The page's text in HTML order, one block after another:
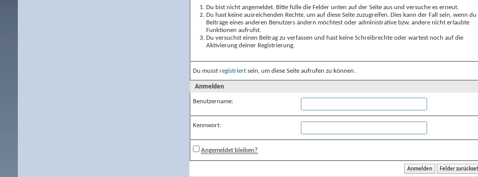
Du bist nicht angemeldet. Bitte fülle die Felder unten auf der Seite aus und versuche es erneut.
Du hast keine ausreichenden Rechte, um auf diese Seite zuzugreifen. Dies kann der Fall sein, wenn du
Beiträge eines anderen Benutzers ändern möchtest oder administrative bzw. andere nicht erlaubte
Funktionen aufrufst.
Du versuchst einen Beitrag zu verfassen und hast keine Schreibrechte oder wartest noch auf die
Aktivierung deiner Registrierung.
Du musst registriert sein, um diese Seite aufrufen zu können.
Anmelden
Benutzername:
Kennwort:
Angemeldet bleiben?